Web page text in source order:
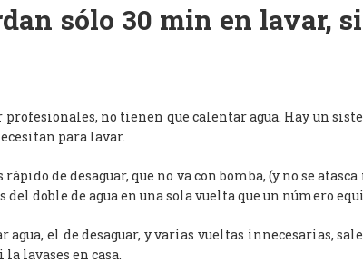
sólo 30 min en lavar,
no tienen que calentar agua. Hay un
para lavar.
de desaguar, que no va con bomba, (y no se
del doble de agua en una sola vuelta que un número
el de desaguar, y varias vueltas innecesarias,
lavases en casa.